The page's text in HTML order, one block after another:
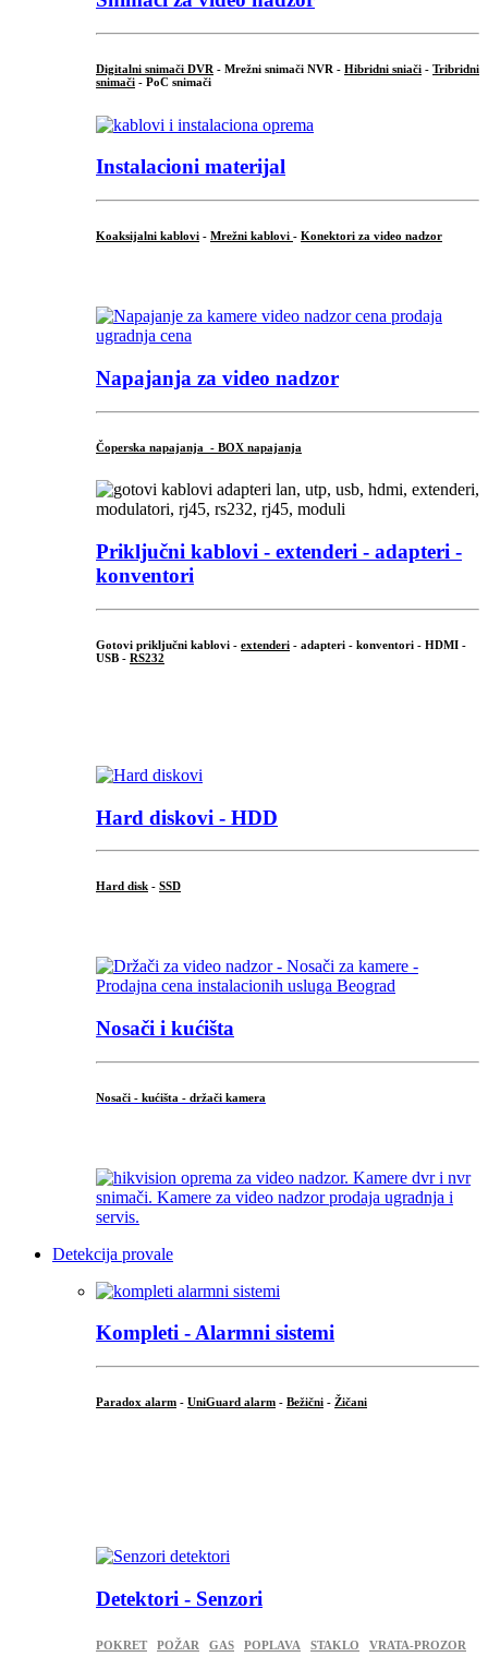
Digitalni snimači DVR - Mrežni snimači NVR - Hibridni sniači - Tribridni
snimači - PoC snimači
Instalacioni materijal
Koaksijalni kablovi - Mrežni kablovi - Konektori za video nadzor
Napajanja za video nadzor
Čoperska napajanja - BOX napajanja
Priključni kablovi - extenderi - adapteri -
konventori
Gotovi priključni kablovi - extenderi - adapteri - konventori - HDMI -
USB - RS232
Hard diskovi - HDD
Hard disk - SSD
Nosači i kućišta
Nosači - kućišta - držači kamera
Detekcija provale
Kompleti - Alarmni sistemi
Paradox alarm - UniGuard alarm - Bežični - Žičani
Detektori - Senzori
POKRET POŽAR GAS POPLAVA STAKLO VRATA-PROZOR